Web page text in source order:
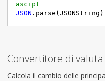
ascipt
JSON
Convertitore di valuta
Calcola il cambio delle